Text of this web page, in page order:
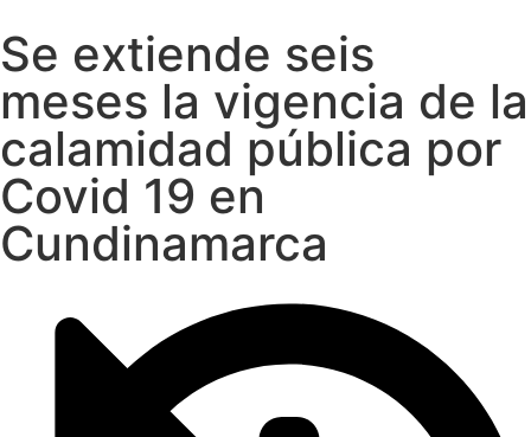
Se extiende seis
meses la vigencia de la
calamidad pública por
Covid 19 en
Cundinamarca